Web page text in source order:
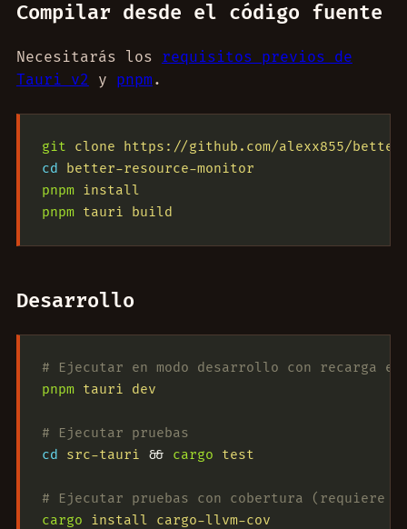
Compilar desde el código fuente
Necesitarás los requisitos previos de
Tauri v2 y pnpm .
git clone https://github.com/alexx855/
cd
better-resource-monitor
pnpm install
pnpm tauri build
Desarrollo
# Ejecutar en modo desarrollo con recarga
pnpm tauri dev
# Ejecutar pruebas
cd
src-tauri && cargo test
# Ejecutar pruebas con cobertura (requiere
cargo install cargo-llvm-cov